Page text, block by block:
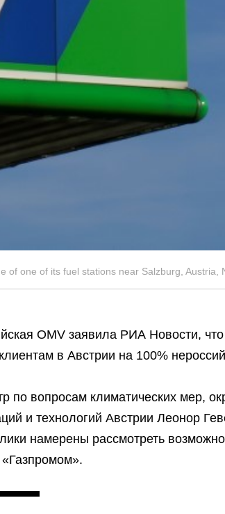
of one of its fuel stations near Salzburg,
OMV заявила РИА Новости,
в Австрии на 100%
по вопросам климатических мер,
и технологий Австрии Леонор
намерены рассмотреть